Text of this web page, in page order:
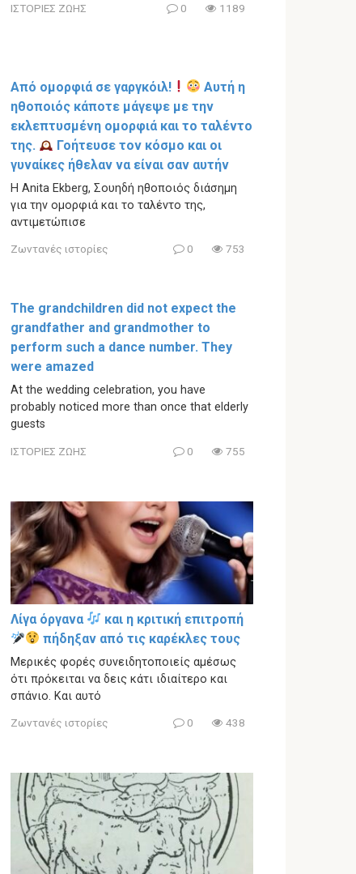
ΙΣΤΟΡΙΕΣ ΖΩΗΣ 0 1189
Από ομορφιά σε γαργκόιλ!
Αυτή η
ηθοποιός κάποτε μάγεψε με την
εκλεπτυσμένη ομορφιά και το ταλέντο
της.
Γοήτευσε τον κόσμο και οι
γυναίκες ήθελαν να είναι σαν αυτήν
Η Anita Ekberg, Σουηδή ηθοποιός διάσημη
για την ομορφιά και το ταλέντο της,
αντιμετώπισε
Ζωντανές ιστορίες 0 753
The grandchildren did not expect the
grandfather and grandmother to
perform such a dance number. They
were amazed
At the wedding celebration, you have
probably noticed more than once that elderly
guests
ΙΣΤΟΡΙΕΣ ΖΩΗΣ 0 755
Λίγα όργανα
και η κριτική επιτροπή
πήδηξαν από τις καρέκλες τους
Μερικές φορές συνειδητοποιείς αμέσως
ότι πρόκειται να δεις κάτι ιδιαίτερο και
σπάνιο. Και αυτό
Ζωντανές ιστορίες 0 438